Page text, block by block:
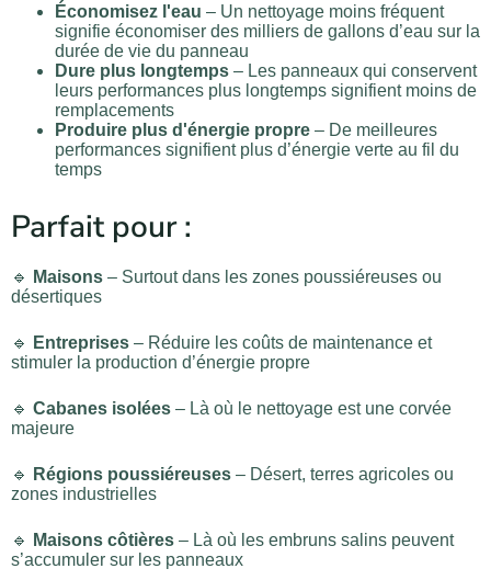
Économisez l'eau – Un nettoyage moins fréquent
signifie économiser des milliers de gallons d’eau sur la
durée de vie du panneau
Dure plus longtemps – Les panneaux qui conservent
leurs performances plus longtemps signifient moins de
remplacements
Produire plus d'énergie propre – De meilleures
performances signifient plus d’énergie verte au fil du
temps
Parfait pour :
🔹 Maisons – Surtout dans les zones poussiéreuses ou
désertiques
🔹 Entreprises – Réduire les coûts de maintenance et
stimuler la production d’énergie propre
🔹 Cabanes isolées – Là où le nettoyage est une corvée
majeure
🔹 Régions poussiéreuses – Désert, terres agricoles ou
zones industrielles
🔹 Maisons côtières – Là où les embruns salins peuvent
s’accumuler sur les panneaux